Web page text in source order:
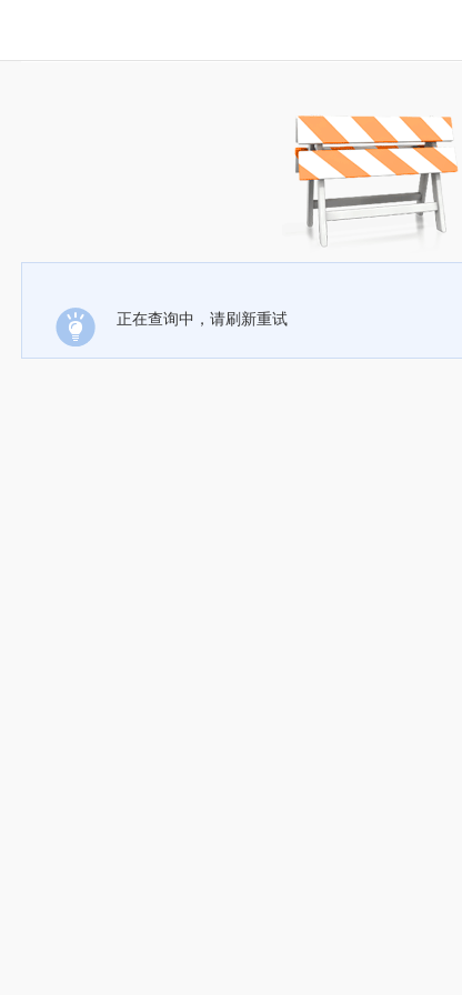
正在查询中，请刷新重试